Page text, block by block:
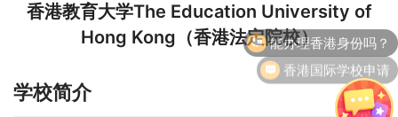
香港教育大学The Education University of
Hong Kong（香港法定院校）
学校简介
能办理香港身份吗？
香港国际学校申请